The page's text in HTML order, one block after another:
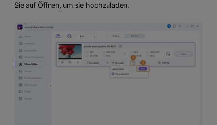
Sie auf Öffnen, um sie hochzuladen.